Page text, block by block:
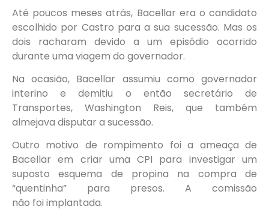
Até poucos meses atrás, Bacellar era o candidato
escolhido por Castro para a sua sucessão. Mas os
dois racharam devido a um episódio ocorrido
durante uma viagem do governador.
Na ocasião, Bacellar assumiu como governador
interino e demitiu o então secretário de
Transportes, Washington Reis, que também
almejava disputar a sucessão.
Outro motivo de rompimento foi a ameaça de
Bacellar em criar uma CPI para investigar um
suposto esquema de propina na compra de
“quentinha” para presos. A comissão
não foi implantada.